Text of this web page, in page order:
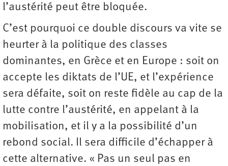
l’austérité peut être bloquée.
C’est pourquoi ce double discours va vite se
heurter à la politique des classes
dominantes, en Grèce et en Europe : soit on
accepte les diktats de l’UE, et l’expérience
sera défaite, soit on reste fidèle au cap de la
lutte contre l’austérité, en appelant à la
mobilisation, et il y a la possibilité d’un
rebond social. Il sera difficile d’échapper à
cette alternative. « Pas un seul pas en